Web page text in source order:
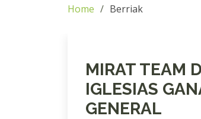
Home Berriak
MIRAT TEAM
IGLESIAS
GENERAL